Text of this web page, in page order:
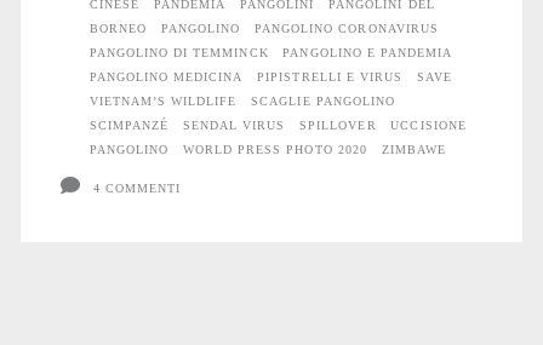
CINESE
PANDEMIA PANGOLINI
PANGOLINI DEL
BORNEO
PANGOLINO
PANGOLINO CORONAVIRUS
PANGOLINO DI TEMMINCK
PANGOLINO E PANDEMIA
PANGOLINO MEDICINA
PIPISTRELLI E VIRUS
SAVE
VIETNAM’S WILDLIFE
SCAGLIE PANGOLINO
SCIMPANZÉ
SENDAL VIRUS SPILLOVER
UCCISIONE
PANGOLINO
WORLD PRESS PHOTO 2020 ZIMBAWE
4 COMMENTI